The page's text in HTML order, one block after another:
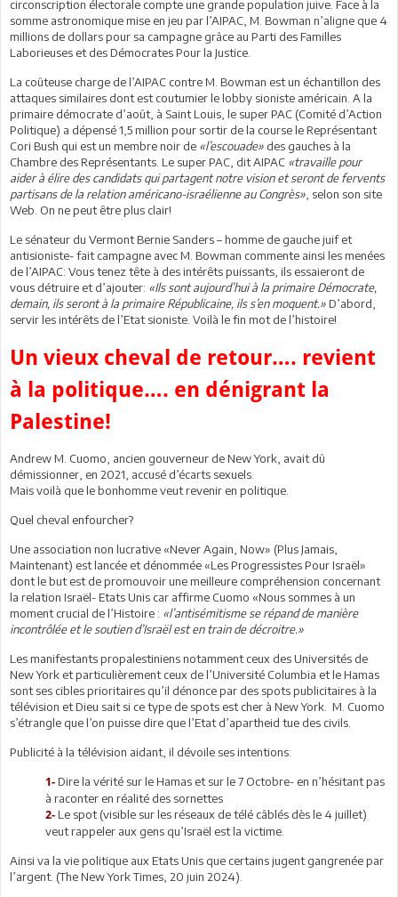
circonscription électorale compte une grande population juive. Face à la
somme astronomique mise en jeu par l’AIPAC, M. Bowman n’aligne que 4
millions de dollars pour sa campagne grâce au Parti des Familles
Laborieuses et des Démocrates Pour la Justice.
La coûteuse charge de l’AIPAC contre M. Bowman est un échantillon des
attaques similaires dont est coutumier le lobby sioniste américain. A la
primaire démocrate d’août, à Saint Louis, le super PAC (Comité d’Action
Politique) a dépensé 1,5 million pour sortir de la course le Représentant
Cori Bush qui est un membre noir de «l’escouade» des gauches à la
Chambre des Représentants. Le super PAC, dit AIPAC «travaille pour
aider à élire des candidats qui partagent notre vision et seront de fervents
partisans de la relation américano-israélienne au Congrès» , selon son site
Web. On ne peut être plus clair!
Le sénateur du Vermont Bernie Sanders – homme de gauche juif et
antisioniste- fait campagne avec M. Bowman commente ainsi les menées
de l’AIPAC: Vous tenez tête à des intérêts puissants, ils essaieront de
vous détruire et d’ajouter: «Ils sont aujourd’hui à la primaire Démocrate,
demain, ils seront à la primaire Républicaine, ils s’en moquent.»D’abord,
servir les intérêts de l’Etat sioniste. Voilà le fin mot de l’histoire!
Un vieux cheval de retour…. revient
à la politique…. en dénigrant la
Palestine!
Andrew M. Cuomo, ancien gouverneur de New York, avait dû
démissionner, en 2021, accusé d’écarts sexuels.
Mais voilà que le bonhomme veut revenir en politique.
Quel cheval enfourcher?
Une association non lucrative «Never Again, Now» (Plus Jamais,
Maintenant) est lancée et dénommée «Les Progressistes Pour Israël»
dont le but est de promouvoir une meilleure compréhension concernant
la relation Israël- Etats Unis car affirme Cuomo «Nous sommes à un
moment crucial de l’Histoire : «l’antisémitisme se répand de manière
incontrôlée et le soutien d’Israël est en train de décroitre.»
Les manifestants propalestiniens notamment ceux des Universités de
New York et particulièrement ceux de l’Université Columbia et le Hamas
sont ses cibles prioritaires qu’il dénonce par des spots publicitaires à la
télévision et Dieu sait si ce type de spots est cher à New York. M. Cuomo
s’étrangle que l’on puisse dire que l’Etat d’apartheid tue des civils.
Publicité à la télévision aidant, il dévoile ses intentions:
1- Dire la vérité sur le Hamas et sur le 7 Octobre- en n’hésitant pas
à raconter en réalité des sornettes
2- Le spot (visible sur les réseaux de télé câblés dès le 4 juillet)
veut rappeler aux gens qu’Israël est la victime.
Ainsi va la vie politique aux Etats Unis que certains jugent gangrenée par
l’argent. (The New York Times, 20 juin 2024).